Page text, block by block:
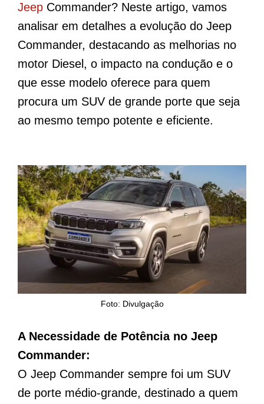
Jeep Commander? Neste artigo, vamos
analisar em detalhes a evolução do Jeep
Commander, destacando as melhorias no
motor Diesel, o impacto na condução e o
que esse modelo oferece para quem
procura um SUV de grande porte que seja
ao mesmo tempo potente e eficiente.
Foto: Divulgação
A Necessidade de Potência no Jeep
Commander:
O Jeep Commander sempre foi um SUV
de porte médio-grande, destinado a quem